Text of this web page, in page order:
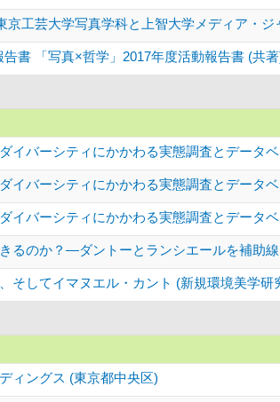
京工芸大学写真学科と上智大学メディア・
告書 「写真×哲学」2017年度活動報告書 (共
イバーシティにかかわる実態調査とデー
イバーシティにかかわる実態調査とデー
イバーシティにかかわる実態調査とデータ
るのか？―ダントーとランシエールを補助
そしてイマヌエル・カント (新規環境美学研
ィングス (東京都中央区)